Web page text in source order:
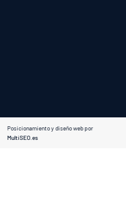
Posicionamiento y diseño web por
MultiSEO.es